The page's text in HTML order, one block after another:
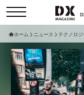
コラム
セミナー
サービスメニュー
ホーム ニュース テクノロジ